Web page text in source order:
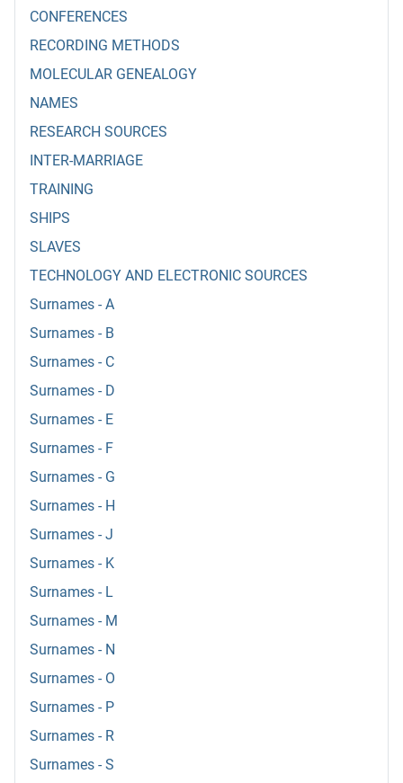
CONFERENCES
RECORDING METHODS
MOLECULAR GENEALOGY
NAMES
RESEARCH SOURCES
INTER-MARRIAGE
TRAINING
SHIPS
SLAVES
TECHNOLOGY AND ELECTRONIC SOURCES
Surnames - A
Surnames - B
Surnames - C
Surnames - D
Surnames - E
Surnames - F
Surnames - G
Surnames - H
Surnames - J
Surnames - K
Surnames - L
Surnames - M
Surnames - N
Surnames - O
Surnames - P
Surnames - R
Surnames - S